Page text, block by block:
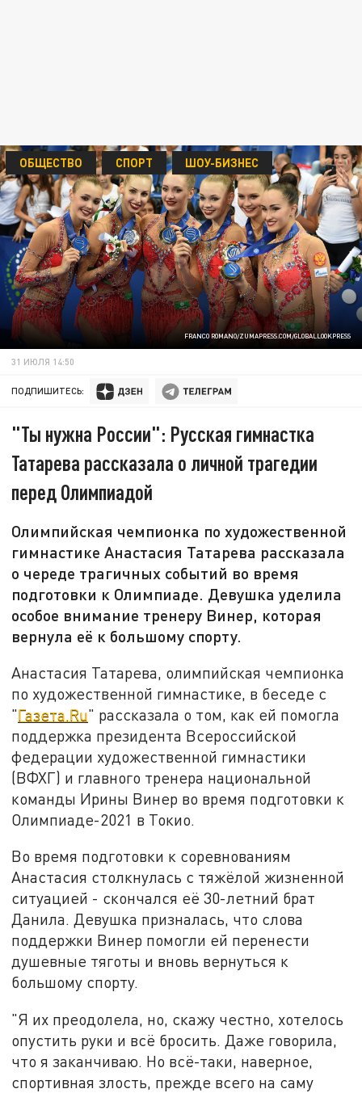
FRANCO ROMANO/ZUMAPRESS.COM/GLOBALLOOKPRESS
ОБЩЕСТВО СПОРТ ШОУ-БИЗНЕС
31 ИЮЛЯ 14:50
ПОДПИШИТЕСЬ:
"Ты нужна России": Русская гимнастка
Татарева рассказала о личной трагедии
перед Олимпиадой
Олимпийская чемпионка по художественной
гимнастике Анастасия Татарева рассказала
о череде трагичных событий во время
подготовки к Олимпиаде. Девушка уделила
особое внимание тренеру Винер, которая
вернула её к большому спорту.
Анастасия Татарева, олимпийская чемпионка
по художественной гимнастике, в беседе с
"Газета.Ru" рассказала о том, как ей помогла
поддержка президента Всероссийской
федерации художественной гимнастики
(ВФХГ) и главного тренера национальной
команды Ирины Винер во время подготовки к
Олимпиаде-2021 в Токио.
Во время подготовки к соревнованиям
Анастасия столкнулась с тяжёлой жизненной
ситуацией - скончался её 30-летний брат
Данила. Девушка призналась, что слова
поддержки Винер помогли ей перенести
душевные тяготы и вновь вернуться к
большому спорту.
"Я их преодолела, но, скажу честно, хотелось
опустить руки и всё бросить. Даже говорила,
что я заканчиваю. Но всё-таки, наверное,
спортивная злость, прежде всего на саму